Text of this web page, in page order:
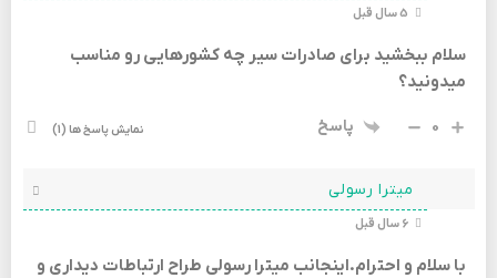
سلام ببخشید برای صادرات سیر چه کشورهایی رو مناسب
میدونید؟
0 پاسخ نمایش پاسخ ها (1)
میترا رسولی
با سلام و احترام.اینجانب میترا رسولی طراح ارتباطات دیداری و